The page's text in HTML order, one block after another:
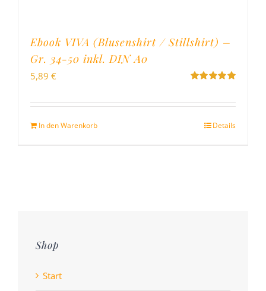
Ebook VIVA (Blusenshirt / Stillshirt) –
Gr. 34-50 inkl. DIN A0
5
5,89 €
In den Warenkorb Details
Shop
Start